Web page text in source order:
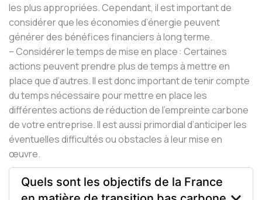
les plus appropriées. Cependant, il est important de
considérer que les économies d’énergie peuvent
générer des bénéfices financiers à long terme.
– Considérer le temps de mise en place : Certaines
actions peuvent prendre plus de temps à mettre en
place que d’autres. Il est donc important de tenir compte
du temps nécessaire pour mettre en place les
différentes actions de réduction de l’empreinte carbone
de votre entreprise. Il est aussi primordial d’anticiper les
éventuelles difficultés ou obstacles à leur mise en
œuvre.
Quels sont les objectifs de la France